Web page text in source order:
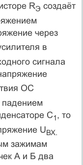
RЭ создаёт
через
в
сигнала
ОС
падением
С1, то
UВХ.
зажимам
А и Б два